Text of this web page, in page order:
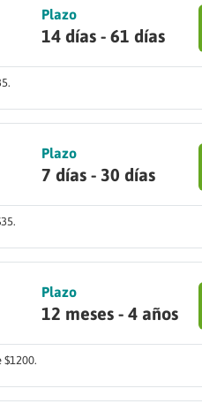
Plazo
14 días - 61 días
Plazo
7 días - 30 días
Plazo
12 meses - 4 años
$1200.